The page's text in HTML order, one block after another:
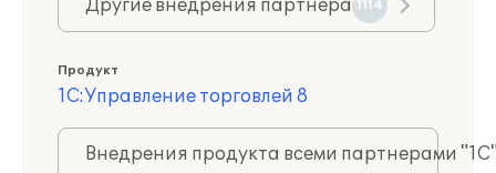
Другие внедрения партнера 1114
Продукт
1С:Управление торговлей 8
Внедрения продукта всеми партнерами